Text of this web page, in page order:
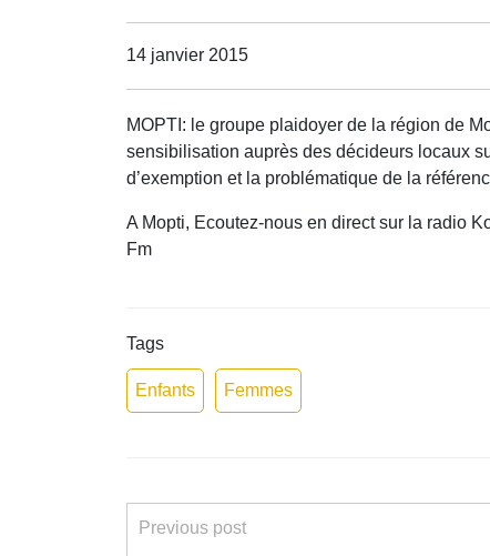
14 janvier 2015
MOPTI: le groupe plaidoyer de la région de
sensibilisation auprès des décideurs locaux
d’exemption et la problématique de la
A Mopti, Ecoutez-nous en direct sur la radio
Fm
Tags
Enfants Femmes
Previous post